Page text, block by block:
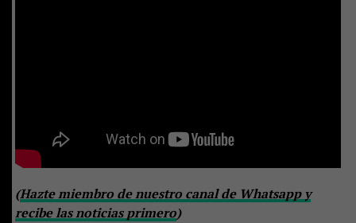
(Hazte miembro de nuestro canal de Whatsapp y
recibe las noticias primero)